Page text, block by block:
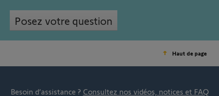
Posez votre question
Haut de page
Besoin d’assistance ? Consultez nos vidéos, notices et FAQ